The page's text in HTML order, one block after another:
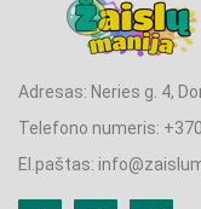
Adresas: Neries g. 4,
Telefono numeris:
El.paštas: